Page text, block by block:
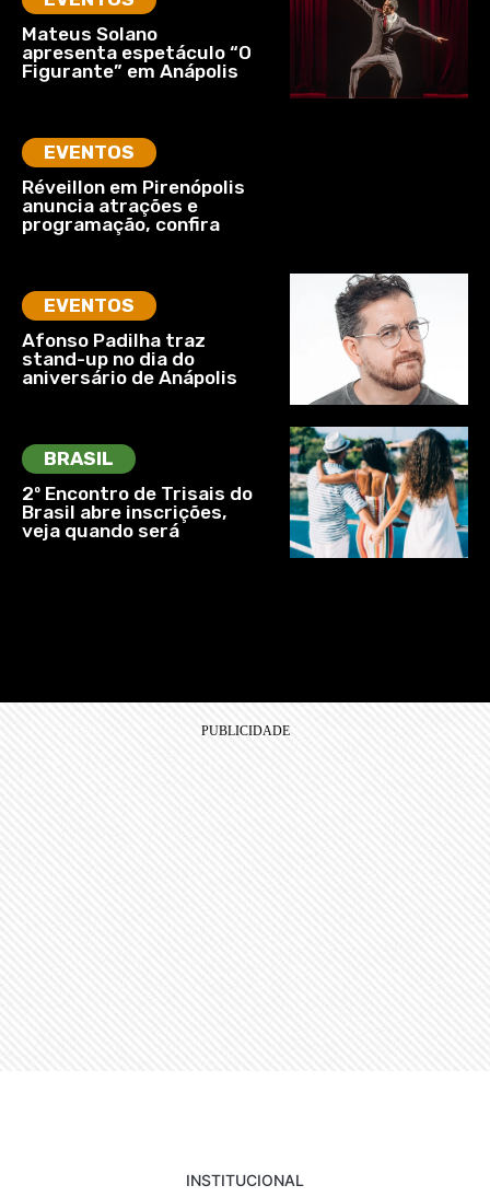
Mateus Solano
apresenta espetáculo “O
Figurante” em Anápolis
EVENTOS
Réveillon em Pirenópolis
anuncia atrações e
programação, confira
EVENTOS
Afonso Padilha traz
stand-up no dia do
aniversário de Anápolis
BRASIL
2º Encontro de Trisais do
Brasil abre inscrições,
veja quando será
INSTITUCIONAL